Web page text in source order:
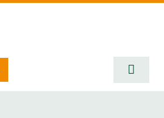
Toggle
START